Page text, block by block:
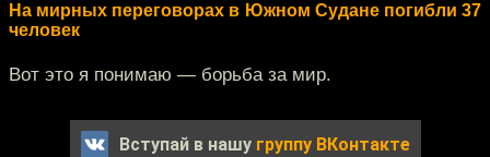
На мирных переговорах в Южном Судане погибли 37
человек
Вот это я понимаю — борьба за мир.
Вступай в нашу группу ВКонтакте